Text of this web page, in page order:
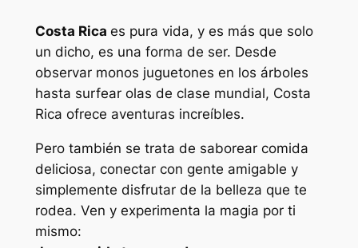
Costa Rica es pura vida, y es más que solo
un dicho, es una forma de ser. Desde
observar monos juguetones en los árboles
hasta surfear olas de clase mundial, Costa
Rica ofrece aventuras increíbles.
Pero también se trata de saborear comida
deliciosa, conectar con gente amigable y
simplemente disfrutar de la belleza que te
rodea. Ven y experimenta la magia por ti
mismo: